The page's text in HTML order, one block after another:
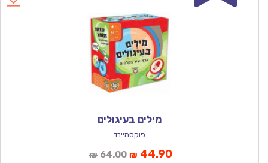
מילים בעיגולים
פוקסמיינד
₪ 64.00המחיר
₪ 44.90המחיר